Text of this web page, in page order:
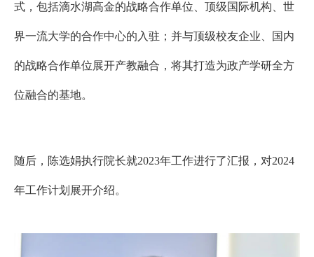
式，包括滴水湖高金的战略合作单位、顶级国际机构、世
界一流大学的合作中心的入驻；并与顶级校友企业、国内
的战略合作单位展开产教融合，将其打造为政产学研全方
位融合的基地。
随后， 陈选娟执行院长就2023年工作进行了汇报，对2024
年工作计划展开介绍。